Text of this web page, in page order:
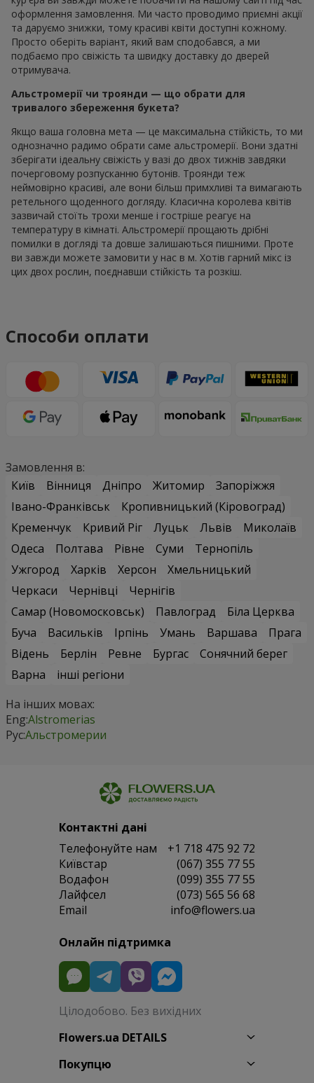
оформлення замовлення. Ми часто проводимо приємні акції
та даруємо знижки, тому красиві квіти доступні кожному.
Просто оберіть варіант, який вам сподобався, а ми
подбаємо про свіжість та швидку доставку до дверей
отримувача.
Альстромерії чи троянди — що обрати для
тривалого збереження букета?
Якщо ваша головна мета — це максимальна стійкість, то ми
однозначно радимо обрати саме альстромерії. Вони здатні
зберігати ідеальну свіжість у вазі до двох тижнів завдяки
почерговому розпусканню бутонів. Троянди теж
неймовірно красиві, але вони більш примхливі та вимагають
ретельного щоденного догляду. Класична королева квітів
зазвичай стоїть трохи менше і гостріше реагує на
температуру в кімнаті. Альстромерії прощають дрібні
помилки в догляді та довше залишаються пишними. Проте
ви завжди можете замовити у нас в м. Хотів гарний мікс із
цих двох рослин, поєднавши стійкість та розкіш.
Способи оплати
Замовлення в:
Київ
Вінниця Дніпро Житомир
Запоріжжя
Івано-Франківськ
Кропивницький (Кіровоград)
Кременчук
Кривий Ріг Луцьк Львів
Миколаїв
Одеса
Полтава Рівне Суми
Тернопіль
Ужгород
Харків Херсон
Хмельницький
Черкаси
Чернівці
Чернігів
Самар (Новомосковськ)
Павлоград
Біла Церква
Буча
Васильків Ірпінь Умань Варшава
Прага
Відень
Берлін Ревне Бургас
Сонячний берег
Варна
інші регіони
На інших мовах:
Eng:Alstromerias
Рус:Альстромерии
Контактні дані
Телефонуйте нам
+1 718 475 92 72
Київстар
(067) 355 77 55
Водафон
(099) 355 77 55
Лайфсел
(073) 565 56 68
Email
info@flowers.ua
Онлайн підтримка
Цілодобово. Без вихідних
Flowers.ua DETAILS
Покупцю